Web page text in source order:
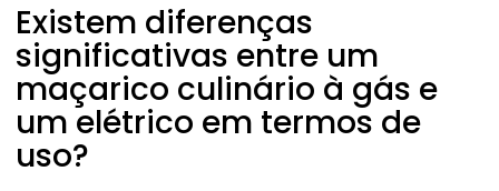
Existem diferenças
significativas entre um
maçarico culinário à gás e
um elétrico em termos de
uso?